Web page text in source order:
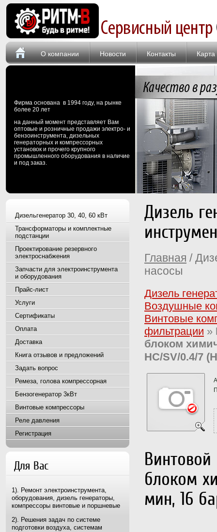
О компании Новости Контакты Карта
Фирма основана в 1994 году, на рынке
более 20 лет
на данный момент представляет Вам
оптовые и розничные продажи электро- и
бензоинструмента, дизельных
генераторных и компрессорных
установок и прочего крупного
промышленного оборудования в наличие
и под заказ.
Дизельгенератор 30, 40, 60 кВт
Трансформаторы и комплектные
подстанции
Проектирование резервного
электроснабжения
Запчасти для электроинструмента
и оборудования
Прайс-лист
Услуги
Сертификаты
Оплата
Доставка
Книга отзывов и предложений
Задать вопрос
Ремеза, голова компрессорная
Бензогенератор 3кВт
Винтовые компрессоры
Реле давления
Регистрация
Для Вас
1). Ремонт электроинструмента,
оборудования, дизель генераторы,
компрессоры винтовые и поршневые
2). Решения задач по системе
подготовки воздуха, системам
Дизель
Главная /
насосы
Дизель
Воздушные
Винтовые
фильтрации »
блоком
HC/SV/0.4/7
блоком
мин, 16